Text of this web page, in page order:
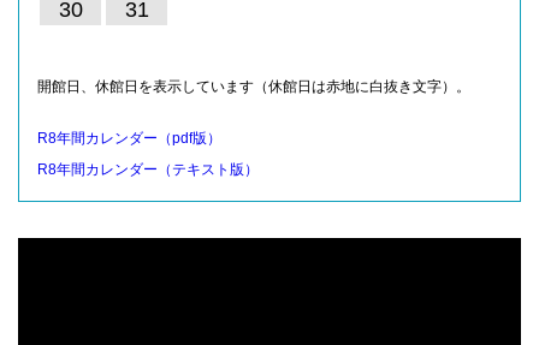
30
31
開館日、休館日を表示しています（休館日は赤地に白抜き文字）。
R8年間カレンダー（pdf版）
R8年間カレンダー（テキスト版）